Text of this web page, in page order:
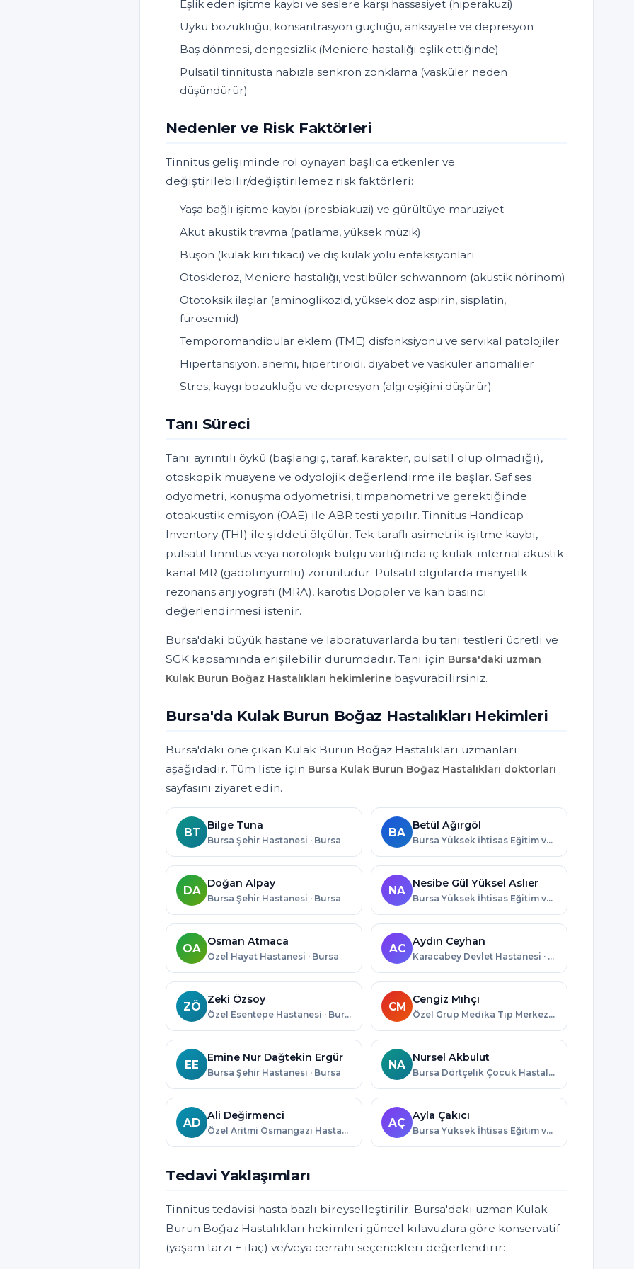
Eşlik eden işitme kaybı ve seslere karşı hassasiyet (hiperakuzi)
Uyku bozukluğu, konsantrasyon güçlüğü, anksiyete ve depresyon
Baş dönmesi, dengesizlik (Meniere hastalığı eşlik ettiğinde)
Pulsatil tinnitusta nabızla senkron zonklama (vasküler neden
düşündürür)
Nedenler ve Risk Faktörleri
Tinnitus gelişiminde rol oynayan başlıca etkenler ve
değiştirilebilir/değiştirilemez risk faktörleri:
Yaşa bağlı işitme kaybı (presbiakuzi) ve gürültüye maruziyet
Akut akustik travma (patlama, yüksek müzik)
Buşon (kulak kiri tıkacı) ve dış kulak yolu enfeksiyonları
Otoskleroz, Meniere hastalığı, vestibüler schwannom (akustik nörinom)
Ototoksik ilaçlar (aminoglikozid, yüksek doz aspirin, sisplatin,
furosemid)
Temporomandibular eklem (TME) disfonksiyonu ve servikal patolojiler
Hipertansiyon, anemi, hipertiroidi, diyabet ve vasküler anomaliler
Stres, kaygı bozukluğu ve depresyon (algı eşiğini düşürür)
Tanı Süreci
Tanı; ayrıntılı öykü (başlangıç, taraf, karakter, pulsatil olup olmadığı),
otoskopik muayene ve odyolojik değerlendirme ile başlar. Saf ses
odyometri, konuşma odyometrisi, timpanometri ve gerektiğinde
otoakustik emisyon (OAE) ile ABR testi yapılır. Tinnitus Handicap
Inventory (THI) ile şiddeti ölçülür. Tek taraflı asimetrik işitme kaybı,
pulsatil tinnitus veya nörolojik bulgu varlığında iç kulak-internal akustik
kanal MR (gadolinyumlu) zorunludur. Pulsatil olgularda manyetik
rezonans anjiyografi (MRA), karotis Doppler ve kan basıncı
değerlendirmesi istenir.
Bursa'daki büyük hastane ve laboratuvarlarda bu tanı testleri ücretli ve
SGK kapsamında erişilebilir durumdadır. Tanı için Bursa'daki uzman
Kulak Burun Boğaz Hastalıkları hekimlerine başvurabilirsiniz.
Bursa'da Kulak Burun Boğaz Hastalıkları Hekimleri
Bursa'daki öne çıkan Kulak Burun Boğaz Hastalıkları uzmanları
aşağıdadır. Tüm liste için Bursa Kulak Burun Boğaz Hastalıkları doktorları
sayfasını ziyaret edin.
BT
Bilge Tuna
Bursa Şehir Hastanesi · Bursa
BA
Betül Ağırgöl
Bursa Yüksek İhtisas Eğitim ve Araştırma Hastanesi · Bursa
DA
Doğan Alpay
Bursa Şehir Hastanesi · Bursa
NA
Nesibe Gül Yüksel Aslıer
Bursa Yüksek İhtisas Eğitim ve Araştırma Hastanesi · Bursa
OA
Osman Atmaca
Özel Hayat Hastanesi · Bursa
AC
Aydın Ceyhan
Karacabey Devlet Hastanesi · Bursa
ZÖ
Zeki Özsoy
Özel Esentepe Hastanesi · Bursa
CM
Cengiz Mıhçı
Özel Grup Medika Tıp Merkezi · Bursa
EE
Emine Nur Dağtekin Ergür
Bursa Şehir Hastanesi · Bursa
NA
Nursel Akbulut
Bursa Dörtçelik Çocuk Hastalıkları Hastanesi · Bursa
AD
Ali Değirmenci
Özel Aritmi Osmangazi Hastanesi · Bursa
AÇ
Ayla Çakıcı
Bursa Yüksek İhtisas Eğitim ve Araştırma Hastanesi · Bursa
Tedavi Yaklaşımları
Tinnitus tedavisi hasta bazlı bireyselleştirilir. Bursa'daki uzman Kulak
Burun Boğaz Hastalıkları hekimleri güncel kılavuzlara göre konservatif
(yaşam tarzı + ilaç) ve/veya cerrahi seçenekleri değerlendirir: